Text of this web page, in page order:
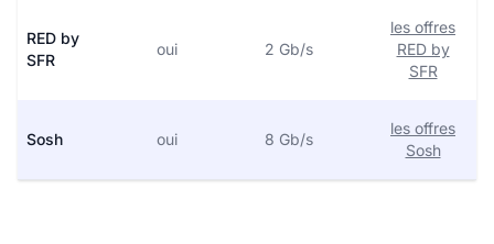
RED by
SFR
oui 2 Gb/s
les offres
RED by
SFR
Sosh oui 8 Gb/s
les offres
Sosh